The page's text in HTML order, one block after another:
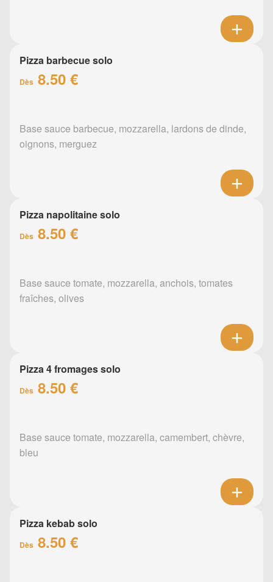
Pizza barbecue solo
Dès 8.50 €
Base sauce barbecue, mozzarella, lardons de dinde,
oignons, merguez
Pizza napolitaine solo
Dès 8.50 €
Base sauce tomate, mozzarella, anchois, tomates
fraîches, olives
Pizza 4 fromages solo
Dès 8.50 €
Base sauce tomate, mozzarella, camembert, chèvre,
bleu
Pizza kebab solo
Dès 8.50 €